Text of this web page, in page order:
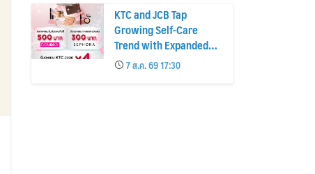
KTC and JCB Tap
Growing Self-Care
Trend with Expanded
Beauty Privileges
Number of KTC JCB
Cardmembers Spending
7 ส.ค. 69 17:30